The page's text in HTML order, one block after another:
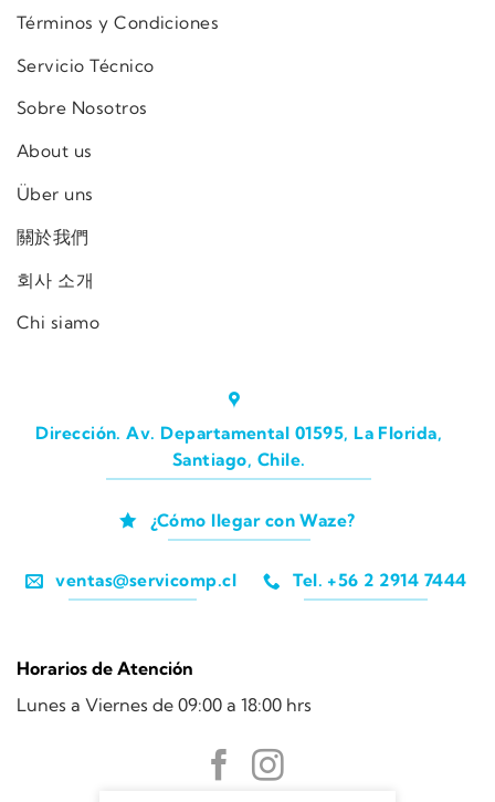
Términos y Condiciones
Servicio Técnico
Sobre Nosotros
About us
Über uns
關於我們
회사 소개
Chi siamo
Dirección. Av. Departamental 01595, La Florida,
Santiago, Chile.
¿Cómo llegar con Waze?
ventas@servicomp.cl Tel. +56 2 2914 7444
Horarios de Atención
Lunes a Viernes de 09:00 a 18:00 hrs